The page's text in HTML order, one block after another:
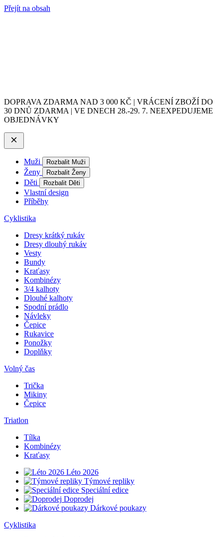
Přejít na obsah
DOPRAVA ZDARMA NAD 3 000 KČ | VRÁCENÍ ZBOŽÍ DO
30 DNŮ ZDARMA | VE DNECH 28.-29. 7. NEEXPEDUJEME
OBJEDNÁVKY
Muži Rozbalit Muži
Ženy Rozbalit Ženy
Děti Rozbalit Děti
Vlastní design
Příběhy
Cyklistika
Dresy krátký rukáv
Dresy dlouhý rukáv
Vesty
Bundy
Kraťasy
Kombinézy
3/4 kalhoty
Dlouhé kalhoty
Spodní prádlo
Návleky
Čepice
Rukavice
Ponožky
Doplňky
Volný čas
Trička
Mikiny
Čepice
Triatlon
Tílka
Kombinézy
Kraťasy
Léto 2026
Týmové repliky
Speciální edice
Doprodej
Dárkové poukazy
Cyklistika